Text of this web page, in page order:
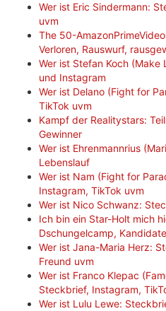
Wer ist Eric Sindermann:
uvm
The 50-
Verloren, Rauswurf,
Wer ist Stefan Koch
und Instagram
Wer ist Delano (Fight for
TikTok uvm
Kampf der Realitystars:
Gewinner
Wer ist Ehrenmannrius
Lebenslauf
Wer ist Nam (Fight for
Instagram, TikTok uvm
Wer ist Nico Schwanz:
Ich bin ein Star-Holt mich
Dschungelcamp,
Wer ist Jana-Maria Herz:
Freund uvm
Wer ist Franco Klepac
Steckbrief, Instagram,
Wer ist Lulu Lewe: